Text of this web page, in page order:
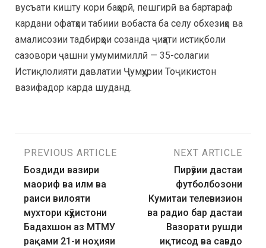
вусъати кишту кори баҳорӣ, пешгирӣ ва бартараф
кардани офатҳои табиии вобаста ба селу обхезиҳо ва
амалисозии тадбирҳои созанда ҷиҳати истиқболи
сазовори ҷашни умумимиллӣ — 35-солагии
Истиқлолияти давлатии Ҷумҳурии Тоҷикистон
вазифадор карда шуданд.
PREVIOUS ARTICLE
Боздиди вазири
маориф ва илм ва
раиси вилояти
мухтори кӯҳистони
Бадахшон аз МТМУ
рақами 21-и ноҳияи
NEXT ARTICLE
Пирӯзии дастаи
футболбозони
Кумитаи телевизион
ва радио бар дастаи
Вазорати рушди
иқтисод ва савдо